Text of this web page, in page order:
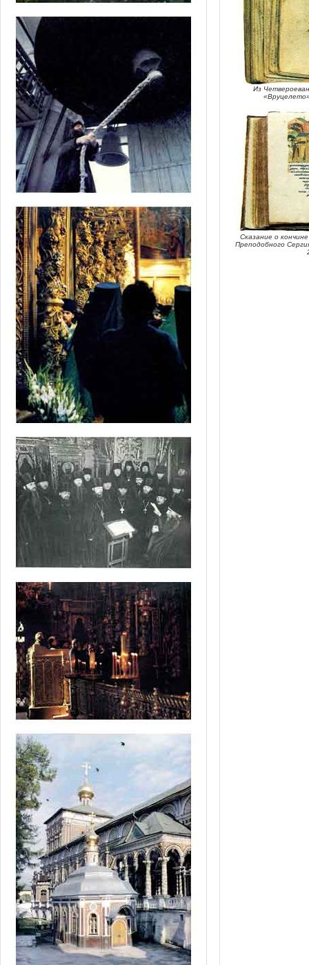
Из
Сказание о
Преподобного